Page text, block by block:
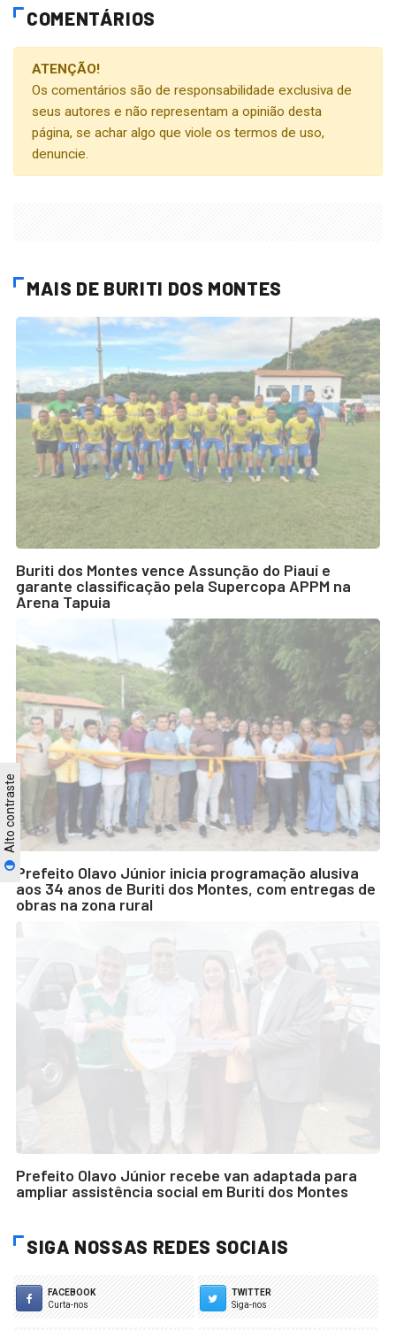
Alto contraste
COMENTÁRIOS
ATENÇÃO!
Os comentários são de responsabilidade exclusiva de
seus autores e não representam a opinião desta
página, se achar algo que viole os termos de uso,
denuncie.
MAIS DE BURITI DOS MONTES
Buriti dos Montes vence Assunção do Piauí e
garante classificação pela Supercopa APPM na
Arena Tapuia
Prefeito Olavo Júnior inicia programação alusiva
aos 34 anos de Buriti dos Montes, com entregas de
obras na zona rural
Prefeito Olavo Júnior recebe van adaptada para
ampliar assistência social em Buriti dos Montes
SIGA NOSSAS REDES SOCIAIS
FACEBOOK
Curta-nos
TWITTER
Siga-nos